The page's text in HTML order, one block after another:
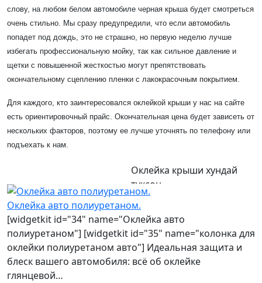
слову, на любом белом автомобиле черная крыша будет смотреться
очень стильно. Мы сразу предупредили, что если автомобиль
попадет под дождь, это не страшно, но первую неделю лучше
избегать профессиональную мойку, так как сильное давление и
щетки с повышенной жесткостью могут препятствовать
окончательному сцеплению пленки с лакокрасочным покрытием.
Для каждого, кто заинтересовался оклейкой крыши у нас на сайте
есть ориентировочный прайс. Окончательная цена будет зависеть от
нескольких факторов, поэтому ее лучше уточнять по телефону или
подъехать к нам.
Оклейка крыши хундай
туксон
Оклейка авто полиуретаном.
[widgetkit id="34" name="Оклейка авто
полиуретаном"] [widgetkit id="35" name="колонка для
оклейки полиуретаном авто"] Идеальная защита и
блеск вашего автомобиля: всё об оклейке
глянцевой…